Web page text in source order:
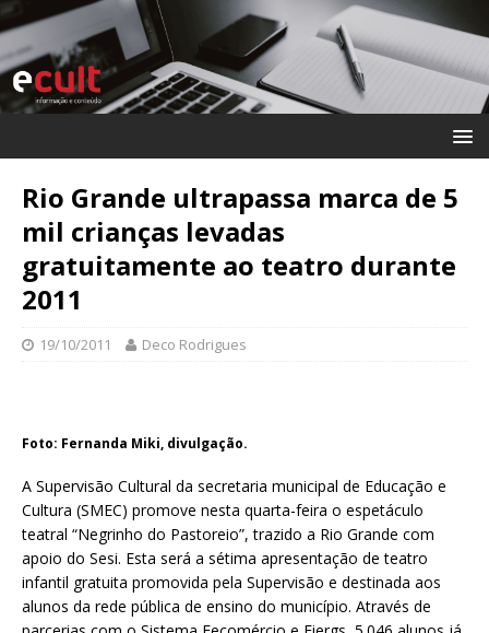
Rio Grande ultrapassa marca de 5
mil crianças levadas
gratuitamente ao teatro durante
2011
19/10/2011 Deco Rodrigues
Foto: Fernanda Miki, divulgação.
A Supervisão Cultural da secretaria municipal de Educação e
Cultura (SMEC) promove nesta quarta-feira o espetáculo
teatral “Negrinho do Pastoreio”, trazido a Rio Grande com
apoio do Sesi. Esta será a sétima apresentação de teatro
infantil gratuita promovida pela Supervisão e destinada aos
alunos da rede pública de ensino do município. Através de